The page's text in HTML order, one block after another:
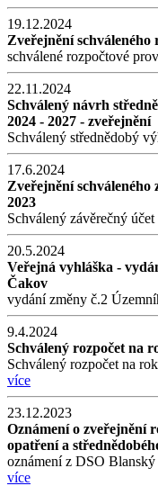
19.12.2024
Zveřejnění
schválené rozpočtové
22.11.2024
Schválený návrh
2024 - 2027 - zveřejnění
Schválený střednědobý
17.6.2024
Zveřejnění schváleného
2023
Schválený závěrečný
20.5.2024
Veřejná vyhláška -
Čakov
vydání změny č.2
9.4.2024
Schválený rozpočet na
Schválený rozpočet na
více
23.12.2023
Oznámení o zveřejnění
opatření a
oznámení z DSO Blanský
více